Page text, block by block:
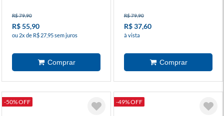
R$ 79,90
R$ 55,90
ou 2x de R$ 27,95 sem juros
R$ 79,90
R$ 37,60
à vista
-50% OFF -49% OFF